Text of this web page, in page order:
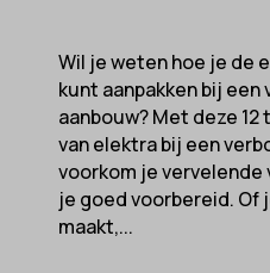
Wil je weten hoe je de
kunt aanpakken bij
aanbouw? Met deze
van elektra bij een
voorkom je vervelende
je goed voorbereid. Of
maakt,...